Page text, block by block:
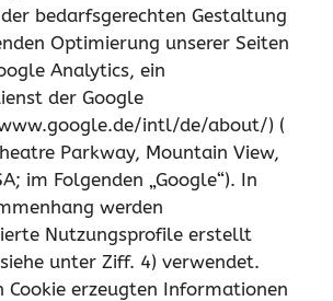
bedarfsgerechten Gestaltung
Optimierung unserer Seiten
Analytics, ein
der Google
intl/de/about/) (
Parkway, Mountain View,
im Folgenden „Google“). In
werden
Nutzungsprofile erstellt
unter Ziff. 4) verwendet.
Cookie erzeugten Informationen